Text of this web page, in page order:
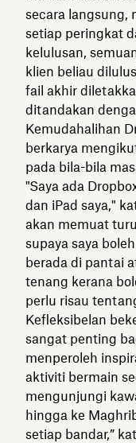
secara langsung,
setiap peringkat
kelulusan,
klien beliau
fail akhir
ditandakan
Kemudahalihan
berkarya
pada bila-bila
"Saya ada
dan iPad saya,"
akan memuat
supaya saya
berada di pantai
tenang kerana
perlu risau
Kefleksibelan
sangat penting
menperoleh
aktiviti bermain
mengunjungi
hingga ke
setiap bandar,”